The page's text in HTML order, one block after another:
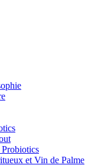
et Vin de Palme